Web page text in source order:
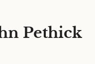
Pethick